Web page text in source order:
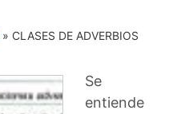
» CLASES DE ADVERBIOS
Se
entiende